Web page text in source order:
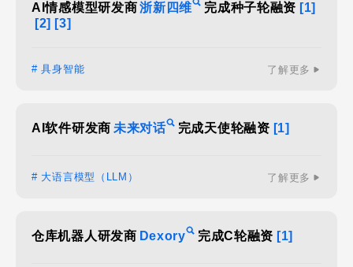
AI情感模型研发商浙新四维 完成种子轮融资 [1]
[2] [3]
# 具身智能 了解更多
AI软件研发商 未来对话 完成天使轮融资 [1]
# 大语言模型（LLM） 了解更多
仓库机器人研发商 Dexory 完成C轮融资 [1]